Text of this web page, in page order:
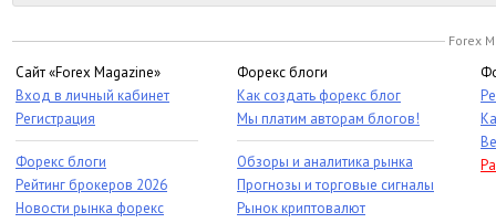
Forex
Сайт «Forex Magazine»
Вход в личный кабинет
Регистрация
Форекс блоги
Рейтинг брокеров 2026
Новости рынка форекс
Форекс блоги
Как создать форекс блог
Мы платим авторам блогов!
Обзоры и аналитика рынка
Прогнозы и торговые сигналы
Рынок криптовалют